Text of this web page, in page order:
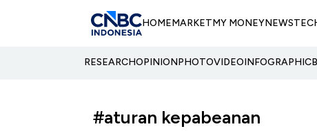
HOMEMARKETMY MONEYNEWS
RESEARCHOPINIONPHOTOVIDEOINFOGRAPHIC
#aturan kepabeanan